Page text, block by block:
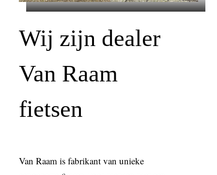
Wij zijn dealer
Van Raam
fietsen
Van Raam is fabrikant van unieke